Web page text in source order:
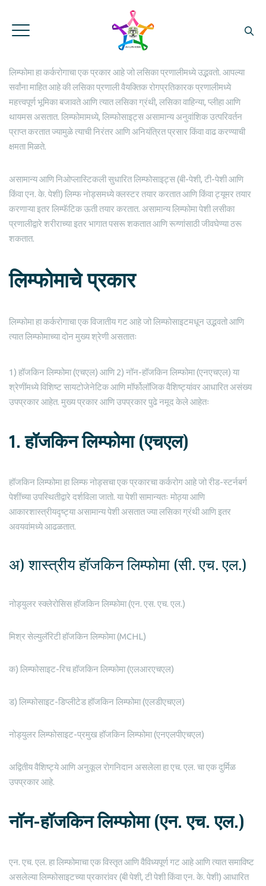
लिम्फोमा हा कर्करोगाचा एक प्रकार आहे जो लसिका प्रणालीमध्ये उद्भवतो. आपल्या
सर्वांना माहित आहे की लसिका प्रणाली वैयक्तिक रोगप्रतिकारक प्रणालीमध्ये
महत्त्वपूर्ण भूमिका बजावते आणि त्यात लसिका ग्रंथी, लसिका वाहिन्या, प्लीहा आणि
थायमस असतात. लिम्फोमामध्ये, लिम्फोसाइट्स असामान्य अनुवांशिक उत्परिवर्तन
प्राप्त करतात ज्यामुळे त्याची निरंतर आणि अनियंत्रित प्रसार किंवा वाढ करण्याची
क्षमता मिळते.
असामान्य आणि निओप्लास्टिकली सुधारित लिम्फोसाइट्स (बी-पेशी, टी-पेशी आणि
किंवा एन. के. पेशी) लिम्फ नोड्समध्ये क्लस्टर तयार करतात आणि किंवा ट्यूमर तयार
करणाऱ्या इतर लिम्फॅटिक ऊती तयार करतात. असामान्य लिम्फोमा पेशी लसीका
प्रणालीद्वारे शरीराच्या इतर भागात पसरू शकतात आणि रूग्णांसाठी जीवघेण्या ठरू
शकतात.
लिम्फोमाचे प्रकार
लिम्फोमा हा कर्करोगाचा एक विजातीय गट आहे जो लिम्फोसाइटमधून उद्भवतो आणि
त्यात लिम्फोमाच्या दोन मुख्य श्रेणी असतातः
1) हॉजकिन लिम्फोमा (एचएल) आणि 2) नॉन-हॉजकिन लिम्फोमा (एनएचएल) या
श्रेणींमध्ये विशिष्ट सायटोजेनेटिक आणि मॉर्फोलॉजिक वैशिष्ट्यांवर आधारित असंख्य
उपप्रकार आहेत. मुख्य प्रकार आणि उपप्रकार पुढे नमूद केले आहेतः
1. हॉजकिन लिम्फोमा (एचएल)
हॉजकिन लिम्फोमा हा लिम्फ नोड्सचा एक प्रकारचा कर्करोग आहे जो रीड-स्टर्नबर्ग
पेशींच्या उपस्थितीद्वारे दर्शविला जातो. या पेशी सामान्यतः मोठ्या आणि
आकारशास्त्रीयदृष्ट्या असामान्य पेशी असतात ज्या लसिका ग्रंथी आणि इतर
अवयवांमध्ये आढळतात.
अ) शास्त्रीय हॉजकिन लिम्फोमा (सी. एच. एल.)
नोड्युलर स्क्लेरोसिस हॉजकिन लिम्फोमा (एन. एस. एच. एल.)
मिश्र सेल्युलॅरिटी हॉजकिन लिम्फोमा (MCHL)
क) लिम्फोसाइट-रिच हॉजकिन लिम्फोमा (एलआरएचएल)
ड) लिम्फोसाइट-डिप्लीटेड हॉजकिन लिम्फोमा (एलडीएचएल)
नोड्युलर लिम्फोसाइट-प्रमुख हॉजकिन लिम्फोमा (एनएलपीएचएल)
अद्वितीय वैशिष्ट्ये आणि अनुकूल रोगनिदान असलेला हा एच. एल. चा एक दुर्मिळ
उपप्रकार आहे.
नॉन-हॉजकिन लिम्फोमा (एन. एच. एल.)
एन. एच. एल. हा लिम्फोमाचा एक विस्तृत आणि वैविध्यपूर्ण गट आहे आणि त्यात समाविष्ट
असलेल्या लिम्फोसाइटच्या प्रकारांवर (बी पेशी, टी पेशी किंवा एन. के. पेशी) आधारित